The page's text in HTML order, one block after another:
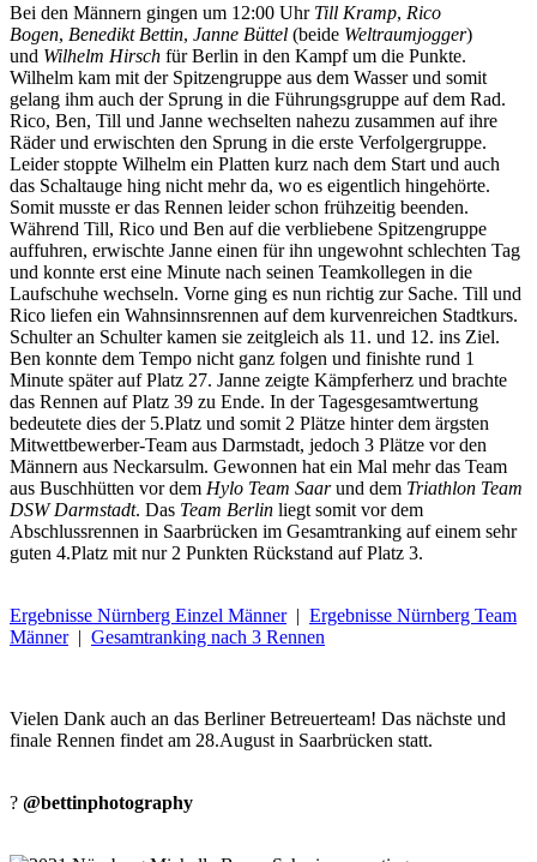
Bei den Männern gingen um 12:00 Uhr Till Kramp, Rico
Bogen, Benedikt Bettin, Janne Büttel (beide Weltraumjogger)
und Wilhelm Hirsch für Berlin in den Kampf um die Punkte.
Wilhelm kam mit der Spitzengruppe aus dem Wasser und somit
gelang ihm auch der Sprung in die Führungsgruppe auf dem Rad.
Rico, Ben, Till und Janne wechselten nahezu zusammen auf ihre
Räder und erwischten den Sprung in die erste Verfolgergruppe.
Leider stoppte Wilhelm ein Platten kurz nach dem Start und auch
das Schaltauge hing nicht mehr da, wo es eigentlich hingehörte.
Somit musste er das Rennen leider schon frühzeitig beenden.
Während Till, Rico und Ben auf die verbliebene Spitzengruppe
auffuhren, erwischte Janne einen für ihn ungewohnt schlechten Tag
und konnte erst eine Minute nach seinen Teamkollegen in die
Laufschuhe wechseln. Vorne ging es nun richtig zur Sache. Till und
Rico liefen ein Wahnsinnsrennen auf dem kurvenreichen Stadtkurs.
Schulter an Schulter kamen sie zeitgleich als 11. und 12. ins Ziel.
Ben konnte dem Tempo nicht ganz folgen und finishte rund 1
Minute später auf Platz 27. Janne zeigte Kämpferherz und brachte
das Rennen auf Platz 39 zu Ende. In der Tagesgesamtwertung
bedeutete dies der 5.Platz und somit 2 Plätze hinter dem ärgsten
Mitwettbewerber-Team aus Darmstadt, jedoch 3 Plätze vor den
Männern aus Neckarsulm. Gewonnen hat ein Mal mehr das Team
aus Buschhütten vor dem Hylo Team Saarund dem Triathlon Team
DSW Darmstadt. Das Team Berlin liegt somit vor dem
Abschlussrennen in Saarbrücken im Gesamtranking auf einem sehr
guten 4.Platz mit nur 2 Punkten Rückstand auf Platz 3.
Ergebnisse Nürnberg Einzel Männer| Ergebnisse Nürnberg Team
Männer| Gesamtranking nach 3 Rennen
Vielen Dank auch an das Berliner Betreuerteam! Das nächste und
finale Rennen findet am 28.August in Saarbrücken statt.
? @bettinphotography